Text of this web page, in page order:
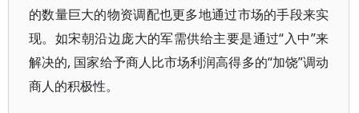
的数量巨大的物资调配也更多地通过市场的手段来实
现。如宋朝沿边庞大的军需供给主要是通过“入中”来
解决的, 国家给予商人比市场利润高得多的“加饶”调动
商人的积极性。